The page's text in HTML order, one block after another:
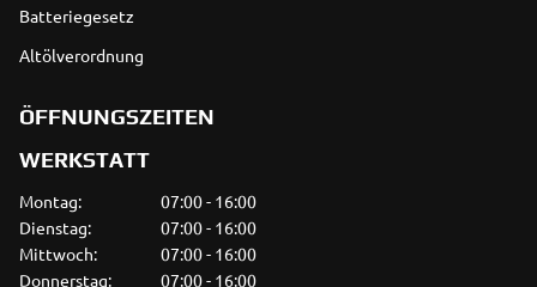
Batteriegesetz
Altölverordnung
ÖFFNUNGSZEITEN
WERKSTATT
Montag:
07:00 - 16:00
Dienstag:
07:00 - 16:00
Mittwoch:
07:00 - 16:00
Donnerstag:
07:00 - 16:00